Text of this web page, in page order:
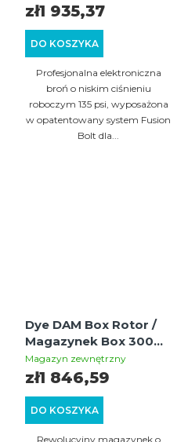
DO KOSZYKA
zł1 935,37
Profesjonalna elektroniczna
broń o niskim ciśnieniu
roboczym 135 psi, wyposażona
w opatentowany system Fusion
Bolt dla...
Dye DAM Box Rotor /
Magazynek Box 300
kulek – czarny
Magazyn zewnętrzny
DO KOSZYKA
zł1 846,59
Rewolucyjny magazynek o